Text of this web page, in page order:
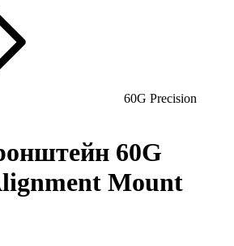
60G Precision
60G
Mount